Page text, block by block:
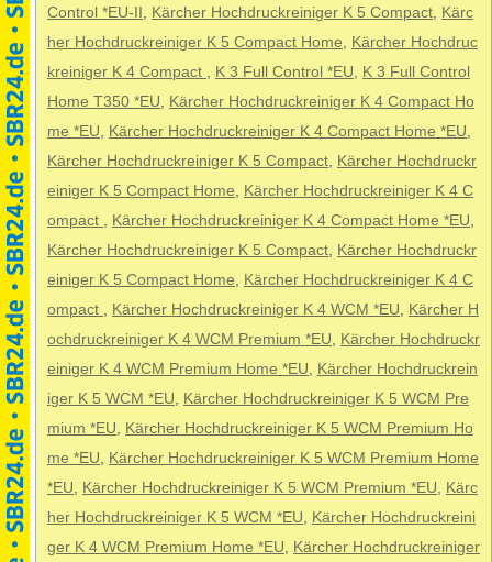
Control *EU-II Kärcher Hochdruckreiniger K 5 Compact Kärc
her Hochdruckreiniger K 5 Compact Home
Kärcher Hochdruc
kreiniger K 4 Compact
K 3 Full Control *EU
K 3 Full Control
Home T350 *EU
Kärcher Hochdruckreiniger K 4 Compact Ho
me *EU
Kärcher Hochdruckreiniger K 4 Compact Home *EU
Kärcher Hochdruckreiniger K 5 Compact Kärcher Hochdruckr
einiger K 5 Compact Home
Kärcher Hochdruckreiniger K 4 C
ompact
Kärcher Hochdruckreiniger K 4 Compact Home *EU
Kärcher Hochdruckreiniger K 5 Compact Kärcher Hochdruckr
einiger K 5 Compact Home
Kärcher Hochdruckreiniger K 4 C
ompact
Kärcher Hochdruckreiniger K 4 WCM *EU
Kärcher H
ochdruckreiniger K 4 WCM Premium *EU
Kärcher Hochdruckr
einiger K 4 WCM Premium Home *EU
Kärcher Hochdruckrein
iger K 5 WCM *EU
Kärcher Hochdruckreiniger K 5 WCM Pre
mium *EU
Kärcher Hochdruckreiniger K 5 WCM Premium Ho
me *EU
Kärcher Hochdruckreiniger K 5 WCM Premium Home
*EU
Kärcher Hochdruckreiniger K 5 WCM Premium *EU
Kärc
her Hochdruckreiniger K 5 WCM *EU
Kärcher Hochdruckreini
ger K 4 WCM Premium Home *EU
Kärcher Hochdruckreiniger